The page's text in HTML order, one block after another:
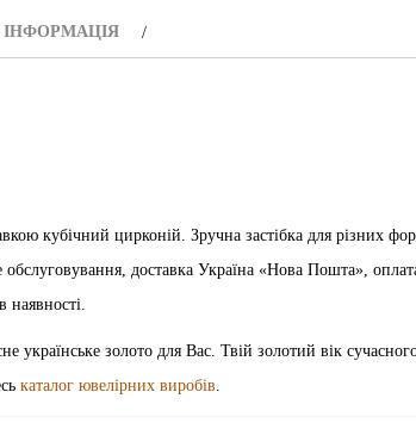
кубічний цирконій. Зручна застібка для різних
обслуговування, доставка Україна «Нова Пошта»,
наявності.
українське золото для Вас. Твій золотий вік
каталог ювелірних виробів.